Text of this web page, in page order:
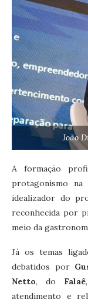
João
A formação
protagonismo
idealizador do
reconhecida por
meio da
Já os temas
debatidos por
Netto, do Falaê
atendimento e